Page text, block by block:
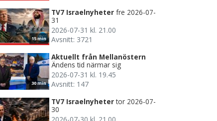
15 min
TV7 Israelnyheter fre 2026-07-
31
2026-07-31 kl. 21.00
Avsnitt: 3721
30 min
Aktuellt från Mellanöstern
Ändens tid närmar sig
2026-07-31 kl. 19.45
Avsnitt: 147
TV7 Israelnyheter tor 2026-07-
30
2026-07-30 kl. 21.00